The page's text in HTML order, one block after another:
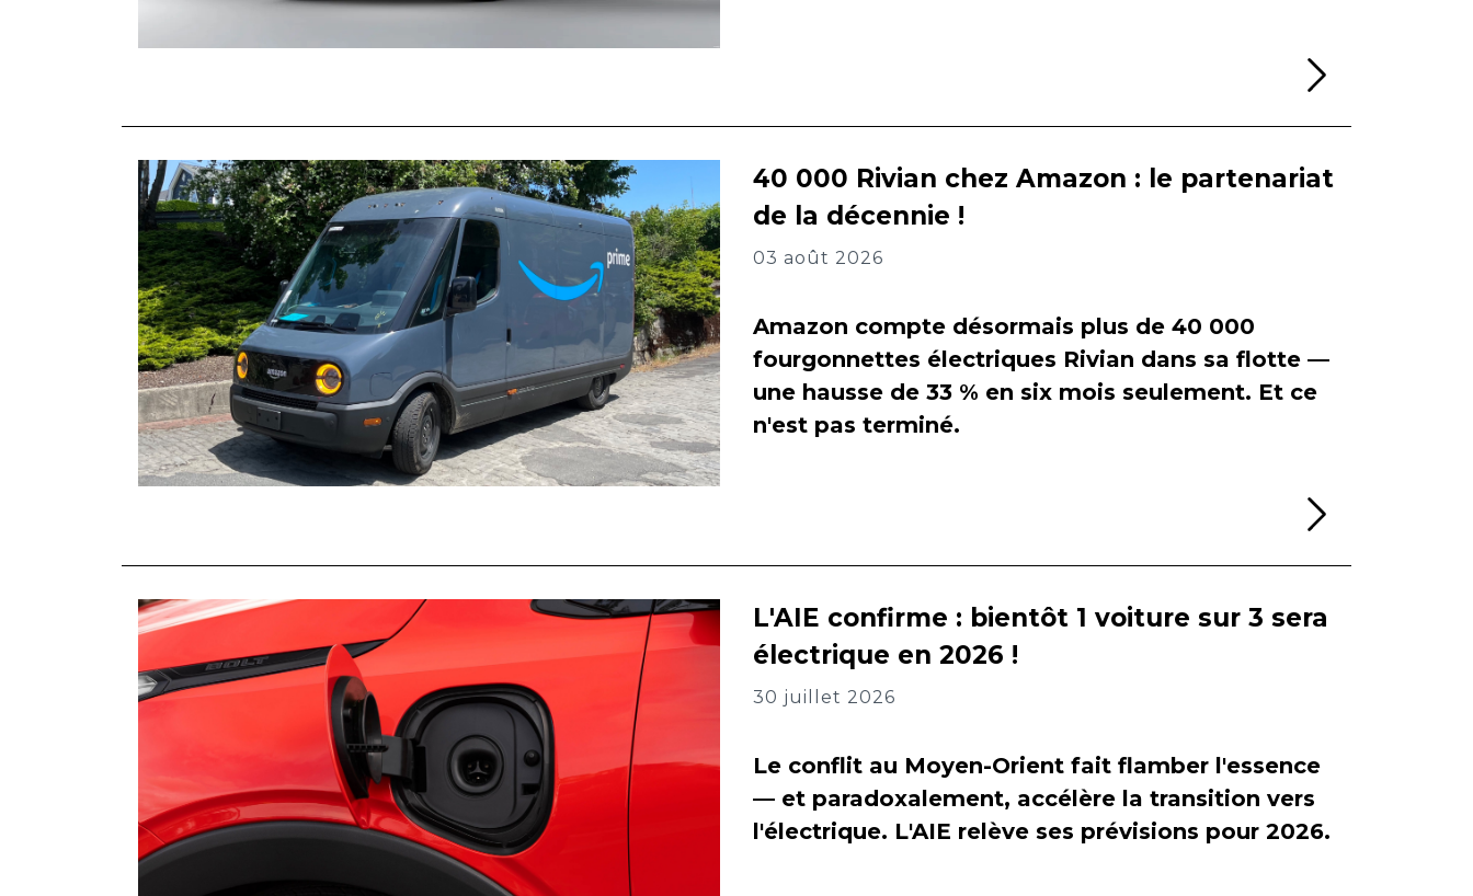
40 000 Rivian chez Amazon : le partenariat
de la décennie !
03 août 2026
Amazon compte désormais plus de 40 000
fourgonnettes électriques Rivian dans sa flotte —
une hausse de 33 % en six mois seulement. Et ce
n'est pas terminé.
L'AIE confirme : bientôt 1 voiture sur 3 sera
électrique en 2026 !
30 juillet 2026
Le conflit au Moyen-Orient fait flamber l'essence
— et paradoxalement, accélère la transition vers
l'électrique. L'AIE relève ses prévisions pour 2026.